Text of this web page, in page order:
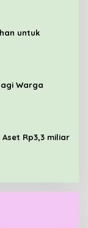
untuk
Warga
Aset Rp3,3 miliar